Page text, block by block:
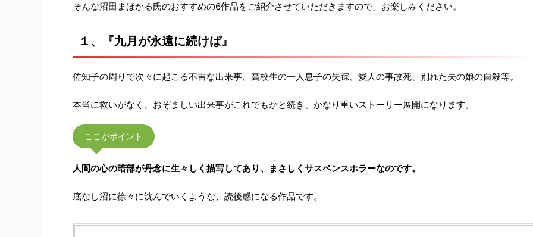
そんな沼田まほかる氏のおすすめの6作品をご紹介させていただきますので、お楽しみください。
１、『九月が永遠に続けば』
佐知子の周りで次々に起こる不吉な出来事、高校生の一人息子の失踪、愛人の事故死、別れた夫の娘の自殺等。
本当に救いがなく、おぞましい出来事がこれでもかと続き、かなり重いストーリー展開になります。
ここがポイント
人間の心の暗部が丹念に生々しく描写してあり、まさしくサスペンスホラーなのです。
底なし沼に徐々に沈んでいくような、読後感になる作品です。